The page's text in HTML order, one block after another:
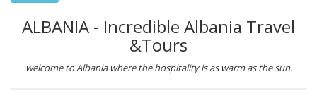
ALBANIA - Incredible Albania Travel
&Tours
welcome to Albania where the hospitality is as warm as the sun.